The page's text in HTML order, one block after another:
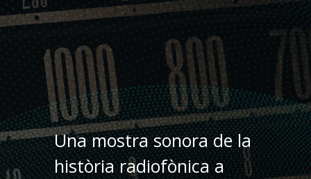
Una mostra sonora de la
història radiofònica a